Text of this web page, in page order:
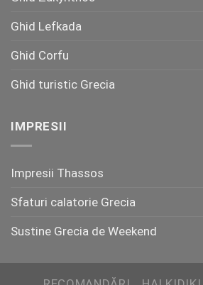
Ghid Lefkada
Ghid Corfu
Ghid turistic Grecia
IMPRESII
Impresii Thassos
Sfaturi calatorie Grecia
Sustine Grecia de Weekend